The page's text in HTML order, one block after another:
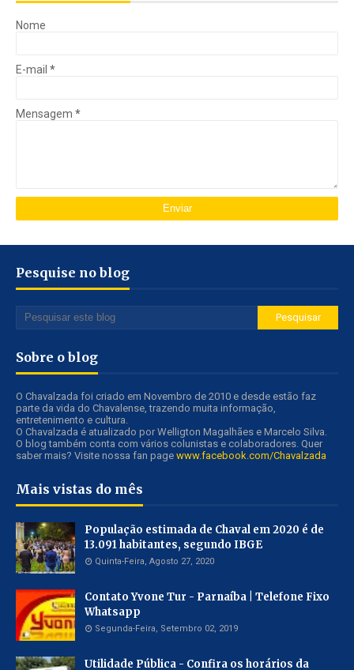
Nome
E-mail *
Mensagem *
Pesquise no blog
Sobre o blog
O Chavalzada foi criado em Novembro de 2010 e desde estão faz
parte da vida do Chavalense, trazendo muita informação,
entretenimento e cultura.
O Chavalzada é atualizado por Welligton Magalhães e Marcelo Silva.
O blog também conta com vários colunistas e colaboradores. Quer
saber mais? Visite nossa fan page www.facebook.com/Chavalzada
Mais vistas do mês
População estimada de Chaval em 2020 é de
13.091 habitantes, segundo IBGE
Quinta-Feira, Agosto 27, 2020
Contato Yvone Tur - Parnaíba | Telefone Fixo
Whatsapp
Segunda-Feira, Setembro 02, 2019
Utilidade Pública - Confira os horários da